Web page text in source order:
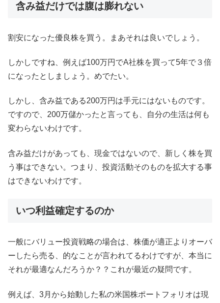
含み益だけでは腹は膨れない
割安になった優良株を買う。まあそれは良いでしょう。
しかしですね、例えば100万円でA社株を買って5年で３倍
になったとしましょう。めでたい。
しかし、含み益である200万円は手元にはないものです。
ですので、200万儲かったと言っても、自分の生活は何も
変わらないわけです。
含み益だけがあっても、現金ではないので、新しく株を買
う事はできない。つまり、投資活動そのものを拡大する事
はできないわけです。
いつ利益確定するのか
一般にバリュー投資戦略の場合は、株価が適正よりオーバ
ーしたら売る、的なことが言われてるわけですが、本当に
それが最適なんだろうか？？これが最近の疑問です。
例えば、3月から始動した私の米国株ポートフォリオは現